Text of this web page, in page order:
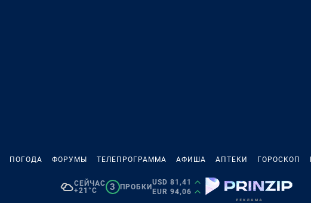
ПОГОДА ФОРУМЫ ТЕЛЕПРОГРАММА АФИША АПТЕКИ ГОРОСКОП
СЕЙЧАС
+21°C
3 ПРОБКИ
USD 81,41
EUR 94,06